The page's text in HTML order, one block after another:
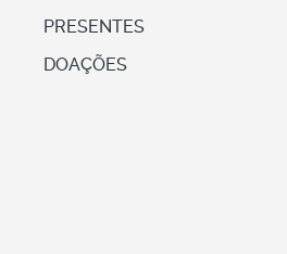
PRESENTES
DOAÇÕES